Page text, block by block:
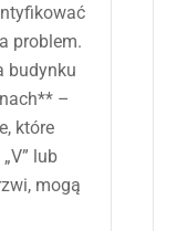
problem.
budynku
–
które
lub
mogą